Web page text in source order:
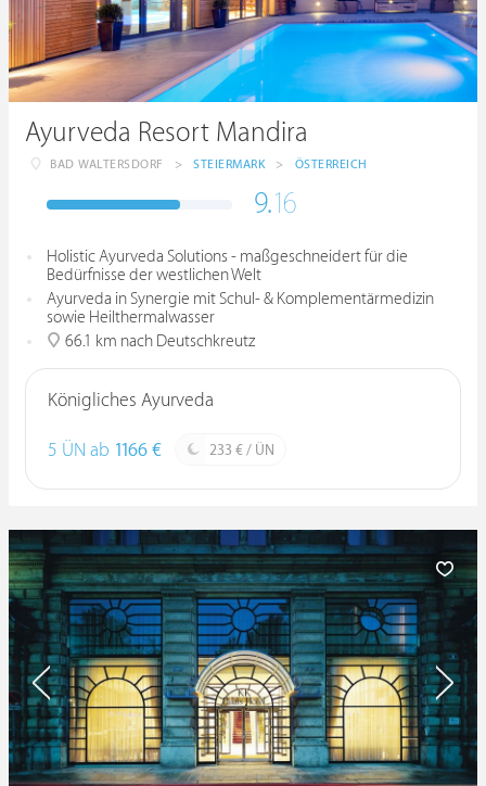
Ayurveda Resort Mandira
BAD WALTERSDORF > STEIERMARK > ÖSTERREICH
9.16
Holistic Ayurveda Solutions - maßgeschneidert für die
Bedürfnisse der westlichen Welt
Ayurveda in Synergie mit Schul- & Komplementärmedizin
sowie Heilthermalwasser
66.1 km nach Deutschkreutz
Königliches Ayurveda
5 ÜN ab 1166 € 233 € / ÜN